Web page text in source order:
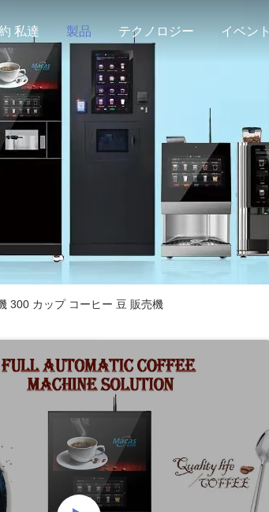
私達 製品 テクノロジー イベント
300 カップ コーヒー 豆 販売機